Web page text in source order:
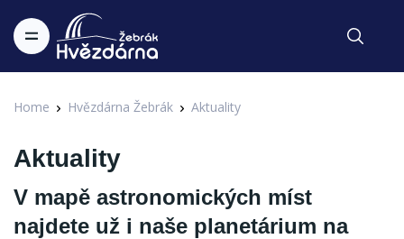
Home Hvězdárna Žebrák Aktuality
Aktuality
V mapě astronomických míst
najdete už i naše planetárium na